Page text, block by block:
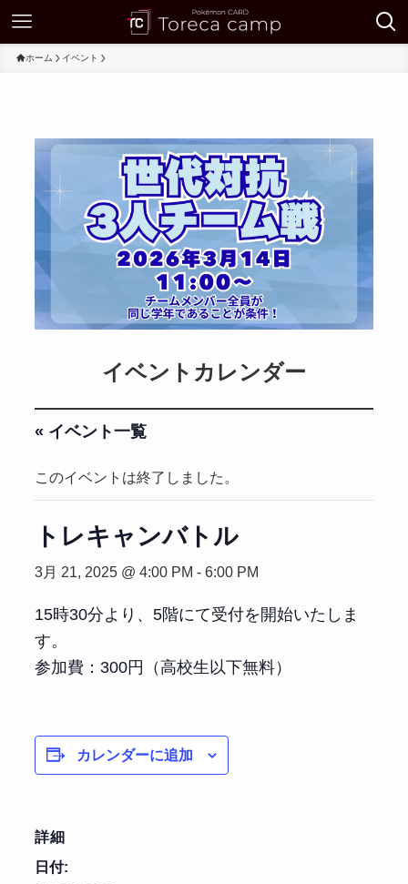
ホーム イベント
イベントカレンダー
« イベント一覧
このイベントは終了しました。
トレキャンバトル
3月 21, 2025 @ 4:00 PM - 6:00 PM
15時30分より、5階にて受付を開始いたしま
す。
参加費：300円（高校生以下無料）
カレンダーに追加
詳細
日付: